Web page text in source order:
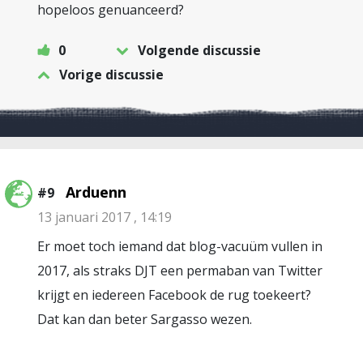
hopeloos genuanceerd?
0
Volgende discussie
Vorige discussie
#9 Arduenn
13 januari 2017 , 14:19
Er moet toch iemand dat blog-vacuüm vullen in
2017, als straks DJT een permaban van Twitter
krijgt en iedereen Facebook de rug toekeert?
Dat kan dan beter Sargasso wezen.